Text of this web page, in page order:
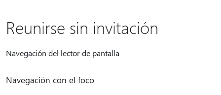
Reunirse sin invitación
Navegación del lector de pantalla
Navegación con el foco